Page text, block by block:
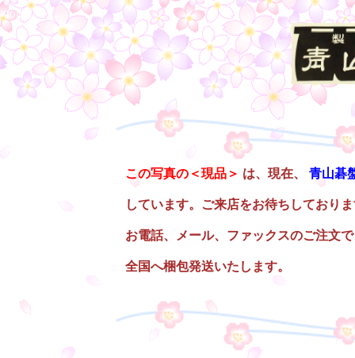
top1f
○
この写真の＜現品＞ は、現在、 青山碁
しています。ご来店をお待ちしており
お電話、メール、ファックスのご注文
全国へ梱包発送いたします。